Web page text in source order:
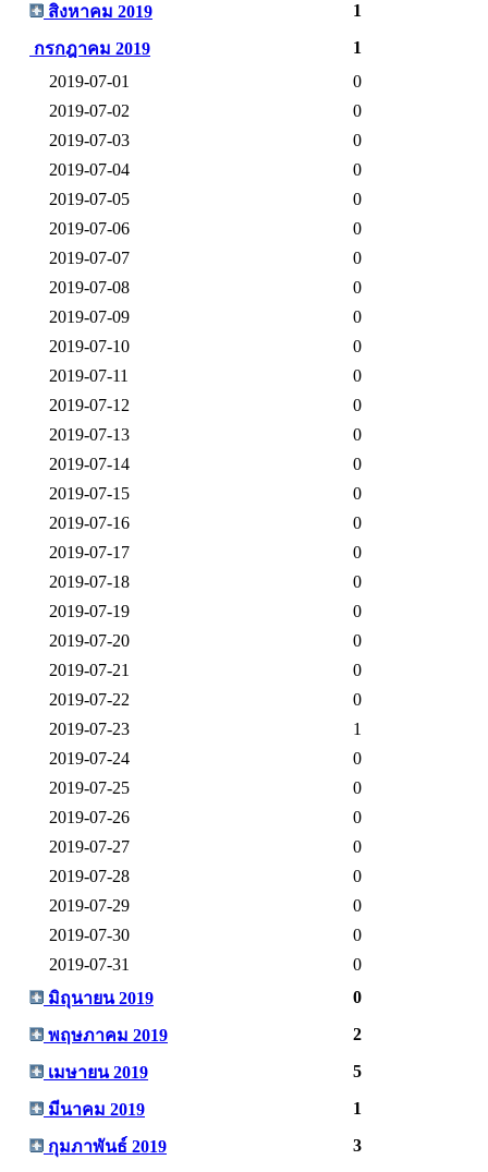
สิงหาคม 2019 1
กรกฎาคม 2019
1
2019-07-01
0
2019-07-02
0
2019-07-03
0
2019-07-04
0
2019-07-05
0
2019-07-06
0
2019-07-07
0
2019-07-08
0
2019-07-09
0
2019-07-10
0
2019-07-11
0
2019-07-12
0
2019-07-13
0
2019-07-14
0
2019-07-15
0
2019-07-16
0
2019-07-17
0
2019-07-18
0
2019-07-19
0
2019-07-20
0
2019-07-21
0
2019-07-22
0
2019-07-23
1
2019-07-24
0
2019-07-25
0
2019-07-26
0
2019-07-27
0
2019-07-28
0
2019-07-29
0
2019-07-30
0
2019-07-31
0
มิถุนายน 2019
0
พฤษภาคม 2019 2
เมษายน 2019 5
มีนาคม 2019 1
กุมภาพันธ์ 2019 3